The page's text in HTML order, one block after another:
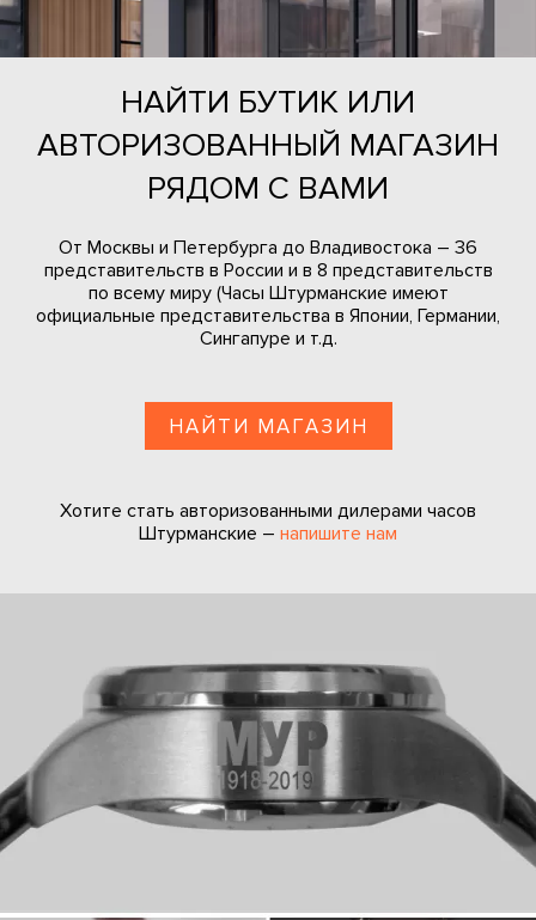
НАЙТИ БУТИК ИЛИ
АВТОРИЗОВАННЫЙ МАГАЗИН
РЯДОМ С ВАМИ
От Москвы и Петербурга до Владивостока – 36
представительств в России и в 8 представительств
по всему миру (Часы Штурманские имеют
официальные представительства в Японии, Германии,
Сингапуре и т.д.
НАЙТИ МАГАЗИН
Хотите стать авторизованными дилерами часов
Штурманские – напишите нам